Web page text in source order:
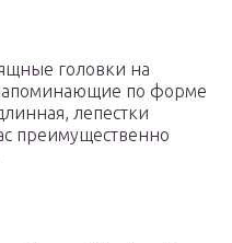
головки на
по форме
лепестки
преимущественно